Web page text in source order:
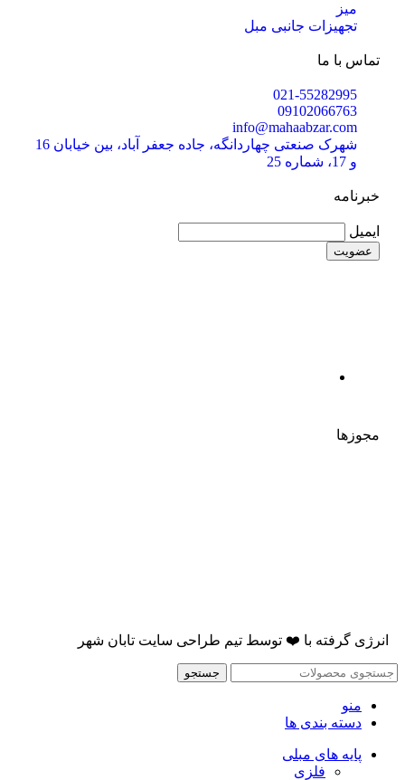
میز
تجهیزات جانبی مبل
تماس با ما
021-55282995
09102066763
info@mahaabzar.com
شهرک صنعتی چهاردانگه، جاده جعفر آباد، بین خیابان 16
و 17، شماره 25
خبرنامه
ایمیل
مجوزها
انرژی گرفته با ❤️ توسط تیم طراحی سایت تابان شهر
جستجو
منو
دسته بندی ها
پایه های مبلی
فلزی